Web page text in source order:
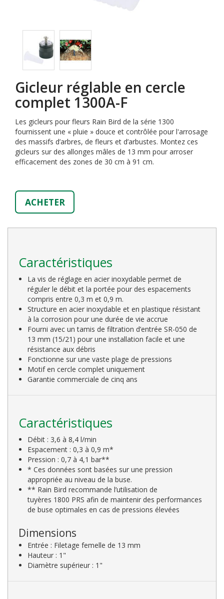
Gicleur réglable en cercle
complet 1300A-F
Les gicleurs pour fleurs Rain Bird de la série 1300
fournissent une « pluie » douce et contrôlée pour l'arrosage
des massifs d’arbres, de fleurs et d’arbustes. Montez ces
gicleurs sur des allonges mâles de 13 mm pour arroser
efficacement des zones de 30 cm à 91 cm.
ACHETER
Caractéristiques
La vis de réglage en acier inoxydable permet de
réguler le débit et la portée pour des espacements
compris entre 0,3 m et 0,9 m.
Structure en acier inoxydable et en plastique résistant
à la corrosion pour une durée de vie accrue
Fourni avec un tamis de filtration d’entrée SR-050 de
13 mm (15/21) pour une installation facile et une
résistance aux débris
Fonctionne sur une vaste plage de pressions
Motif en cercle complet uniquement
Garantie commerciale de cinq ans
Caractéristiques
Débit : 3,6 à 8,4 l/min
Espacement : 0,3 à 0,9 m*
Pression : 0,7 à 4,1 bar**
* Ces données sont basées sur une pression
appropriée au niveau de la buse.
** Rain Bird recommande l’utilisation de
tuyères 1800 PRS afin de maintenir des performances
de buse optimales en cas de pressions élevées
Dimensions
Entrée : Filetage femelle de 13 mm
Hauteur : 1"
Diamètre supérieur : 1"